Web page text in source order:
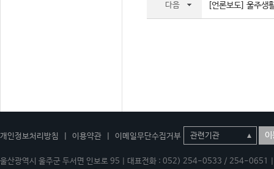
다음 [언론보도] 울주생
개인정보처리방침 이용약관 이메일무단수집거부 이
울산광역시 울주군 두서면 인보로 95 | 대표전화 : 052) 254-0533 / 254-